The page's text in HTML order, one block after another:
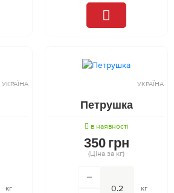
УКРАЇНА
кг
УКРАЇНА
Петрушка
в наявності
350 грн
(Ціна за кг)
кг